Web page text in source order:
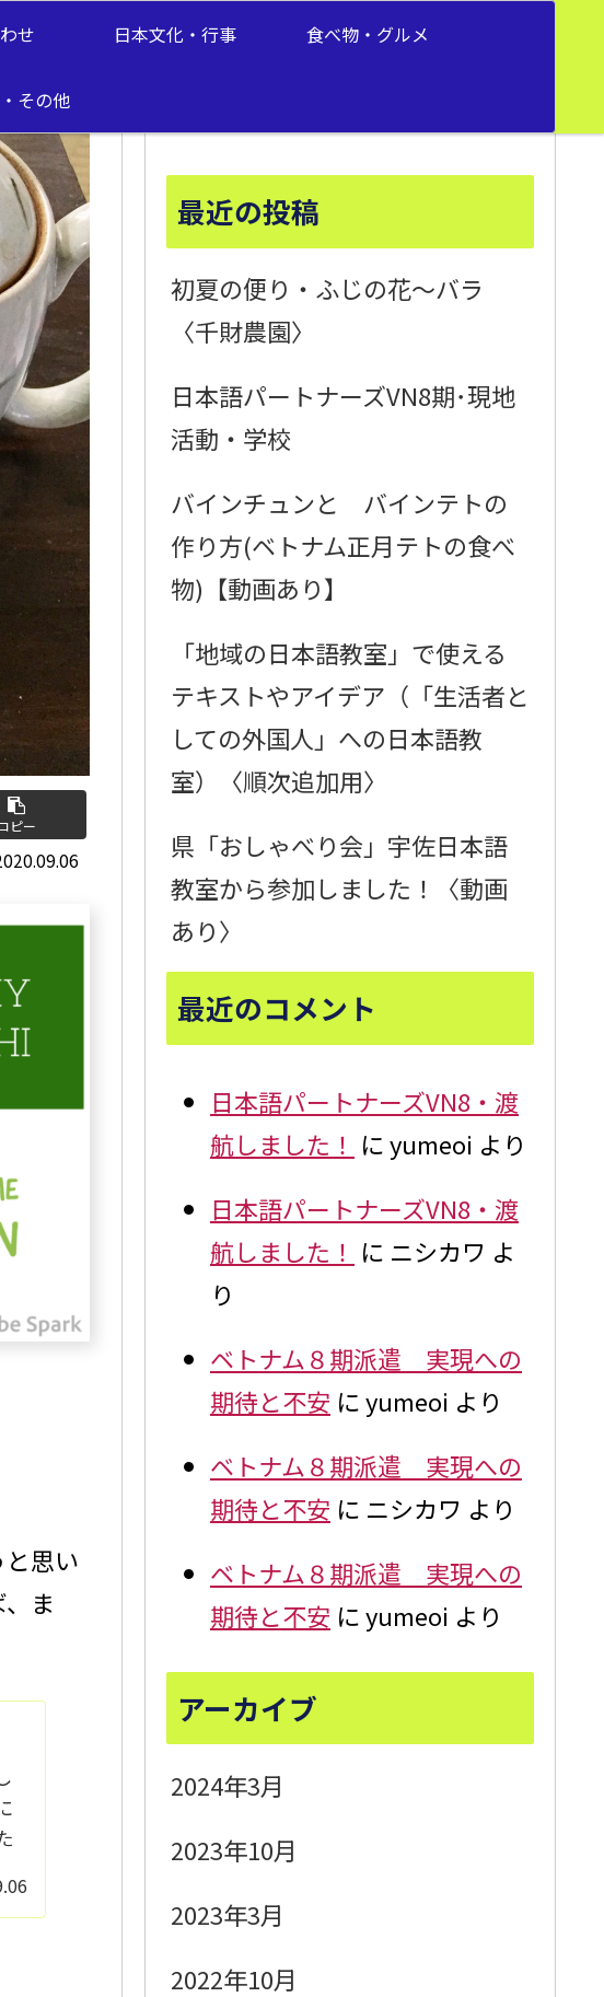
せ 日本文化・行事 食べ物・グルメ
その他
ピー
思い
ま
最近の投稿
初夏の便り・ふじの花～バラ
〈千財農園〉
日本語パートナーズVN8期･現地
活動・学校
バインチュンと バインテトの
作り方(ベトナム正月テトの食べ
物)【動画あり】
「地域の日本語教室」で使える
テキストやアイデア（「生活者と
しての外国人」への日本語教
室）〈順次追加用〉
県「おしゃべり会」宇佐日本語
教室から参加しました！〈動画
あり〉
最近のコメント
日本語パートナーズVN8・渡
航しました！ にyumeoi より
日本語パートナーズVN8・渡
航しました！ に ニシカワ よ
り
ベトナム８期派遣 実現への
期待と不安 にyumeoi より
ベトナム８期派遣 実現への
期待と不安 に ニシカワ より
ベトナム８期派遣 実現への
期待と不安 にyumeoi より
アーカイブ
2024年3月
2023年10月
2023年3月
2022年10月